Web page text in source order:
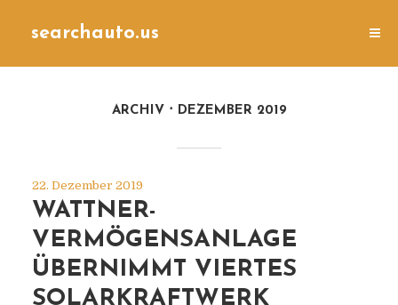
searchauto.us
ARCHIV DEZEMBER 2019
22. Dezember 2019
WATTNER-
VERMÖGENSANLAGE
ÜBERNIMMT VIERTES
SOLARKRAFTWERK